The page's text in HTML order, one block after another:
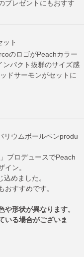
プレゼントにもおすす
ト
のロゴがPeachカラー
ンパクト抜群のサイズ感
ドサーモンがセットに
リウムボールペンprodu
プロデュースでPeach
ン。
めました。
すすめです。
や形状が異なります。
いる場合がございま